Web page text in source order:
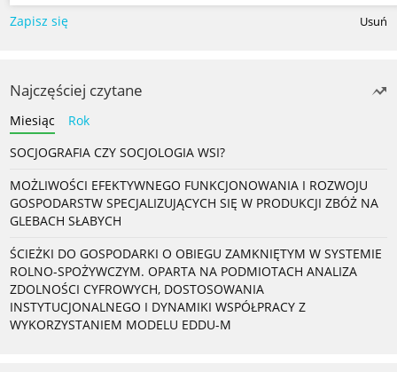
Zapisz się Usuń
Najczęściej czytane
Miesiąc
Rok
SOCJOGRAFIA CZY SOCJOLOGIA WSI?
MOŻLIWOŚCI EFEKTYWNEGO FUNKCJONOWANIA I ROZWOJU
GOSPODARSTW SPECJALIZUJĄCYCH SIĘ W PRODUKCJI ZBÓŻ NA
GLEBACH SŁABYCH
ŚCIEŻKI DO GOSPODARKI O OBIEGU ZAMKNIĘTYM W SYSTEMIE
ROLNO-SPOŻYWCZYM. OPARTA NA PODMIOTACH ANALIZA
ZDOLNOŚCI CYFROWYCH, DOSTOSOWANIA
INSTYTUCJONALNEGO I DYNAMIKI WSPÓŁPRACY Z
WYKORZYSTANIEM MODELU EDDU-M